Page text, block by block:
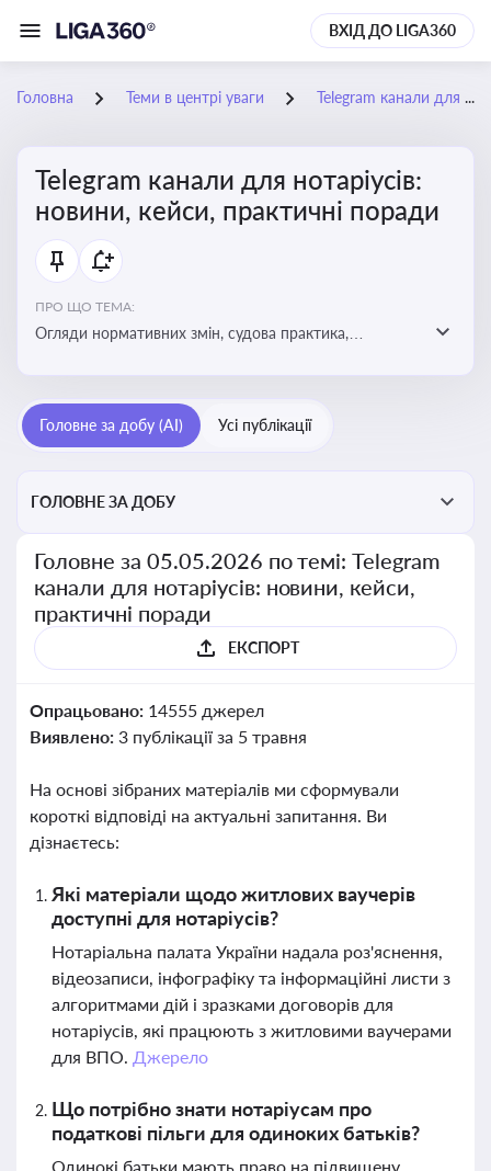
ВХІД ДО LIGA360
Головна Теми в центрі уваги Telegram канали для нотаріусів: новини, кейси, практичні поради
Telegram канали для нотаріусів:
новини, кейси, практичні поради
ПРО ЩО ТЕМА:
Огляди нормативних змін, судова практика,
нотаріусів
Головне за добу (AI) Усі публікації
ГОЛОВНЕ ЗА ДОБУ
Головне за 05.05.2026 по темі: Telegram
канали для нотаріусів: новини, кейси,
практичні поради
ЕКСПОРТ
Опрацьовано: 14555 джерел
Виявлено: 3 публікації за 5 травня
На основі зібраних матеріалів ми сформували
короткі відповіді на актуальні запитання. Ви
дізнаєтесь:
Які матеріали щодо житлових ваучерів
доступні для нотаріусів?
Нотаріальна палата України надала роз'яснення,
відеозаписи, інфографіку та інформаційні листи з
алгоритмами дій і зразками договорів для
нотаріусів, які працюють з житловими ваучерами
для ВПО. Джерело
Що потрібно знати нотаріусам про
податкові пільги для одиноких батьків?
Одинокі батьки мають право на підвищену